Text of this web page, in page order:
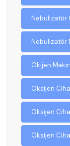
Nebulizatör
Nebulizatör
Okijen
Oksijen
Oksijen
Oksijen